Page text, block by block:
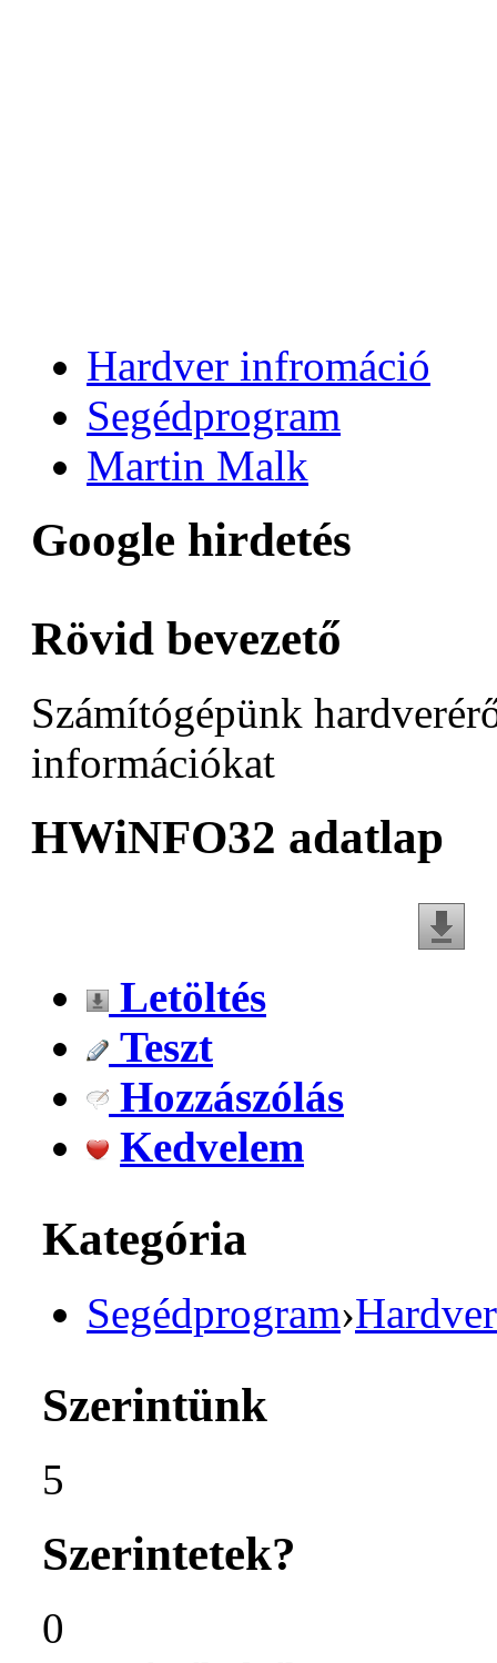
Hardver infromáció
Segédprogram
Martin Malk
Google hirdetés
Rövid bevezető
Számítógépünk
információkat
HWiNFO32 adatlap
Letöltés
Teszt
Hozzászólás
Kedvelem
Kategória
Segédprogram›
Szerintünk
5
Szerintetek?
0